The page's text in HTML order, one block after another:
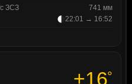
ЗСЗ
741 мм
22:01 → 16:52
+16°